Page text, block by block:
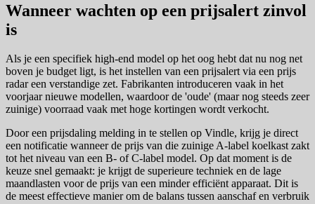
Wanneer wachten op een prijsalert zinvol
is
Als je een specifiek high-end model op het oog hebt dat nu nog net
boven je budget ligt, is het instellen van een prijsalert via een prijs
radar een verstandige zet. Fabrikanten introduceren vaak in het
voorjaar nieuwe modellen, waardoor de 'oude' (maar nog steeds zeer
zuinige) voorraad vaak met hoge kortingen wordt verkocht.
Door een prijsdaling melding in te stellen op Vindle, krijg je direct
een notificatie wanneer de prijs van die zuinige A-label koelkast zakt
tot het niveau van een B- of C-label model. Op dat moment is de
keuze snel gemaakt: je krijgt de superieure techniek en de lage
maandlasten voor de prijs van een minder efficiënt apparaat. Dit is
de meest effectieve manier om de balans tussen aanschaf en verbruik